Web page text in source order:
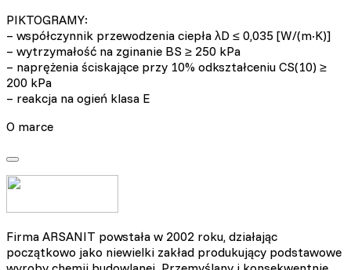
PIKTOGRAMY:
– współczynnik przewodzenia ciepła λD ≤ 0,035 [W/(m·K)]
– wytrzymałość na zginanie BS ≥ 250 kPa
– naprężenia ściskające przy 10% odkształceniu CS(10) ≥
200 kPa
– reakcja na ogień klasa E
O marce
Firma ARSANIT powstała w 2002 roku, działając
początkowo jako niewielki zakład produkujący podstawowe